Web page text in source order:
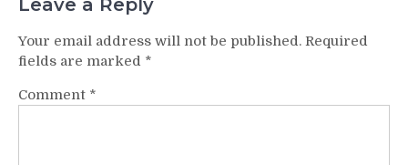
Leave a Reply
Your email address will not be published. Required
fields are marked *
Comment *